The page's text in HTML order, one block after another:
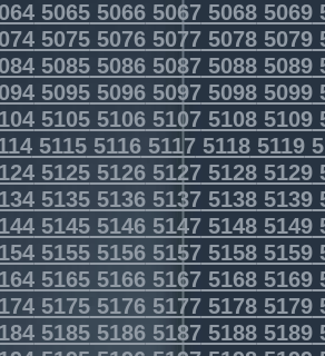
50655066506750685069
50755076507750785079
50855086508750885089
50955096509750985099
51055106510751085109
51155116511751185119
51255126512751285129
51355136513751385139
51455146514751485149
51555156515751585159
51655166516751685169
51755176517751785179
51855186518751885189